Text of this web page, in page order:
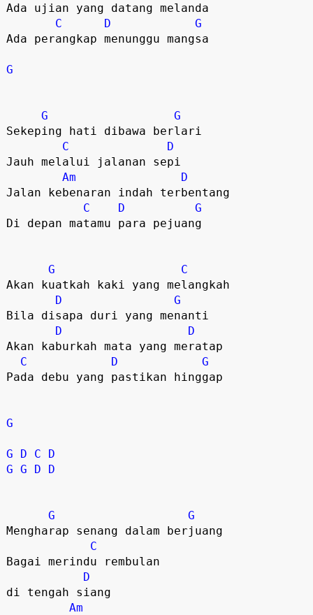
Ada ujian yang datang melanda
C
D
G
Ada perangkap menunggu mangsa
G
G
G
Sekeping hati dibawa berlari
C
D
Jauh melalui jalanan sepi
Am
D
Jalan kebenaran indah terbentang
C
D
G
Di depan matamu para pejuang
G
C
Akan kuatkah kaki yang melangkah
D
G
Bila disapa duri yang menanti
D
D
Akan kaburkah mata yang meratap
C
D
G
Pada debu yang pastikan hinggap
G
G D C
D
G G D D
G
G
Mengharap senang dalam berjuang
C
Bagai merindu rembulan
D
di tengah siang
Am